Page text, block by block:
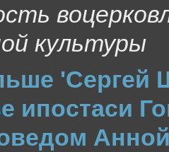
культуры
ипостаси